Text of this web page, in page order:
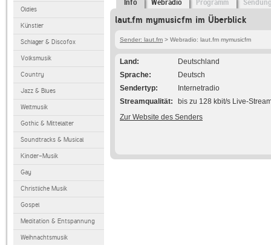
Oldies
Künstler
Schlager & Discofox
Volksmusik
Country
Jazz & Blues
Weltmusik
Gothic & Mittelalter
Soundtracks & Musical
Kinder-Musik
Gay
Christliche Musik
Gospel
Meditation & Entspannung
Weihnachtsmusik
Info Webradio Programm
laut.fm mymusicfm im Überblick
Sender: laut.fm > Webradio: laut.fm mymusicfm
Land
Deutschland
Sprache
Deutsch
Sendertyp
Internetradio
Streamqualität
bis zu 128 kbit/s Live-
Zur Website des Senders